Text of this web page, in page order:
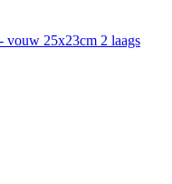
vouw 25x23cm 2 laags